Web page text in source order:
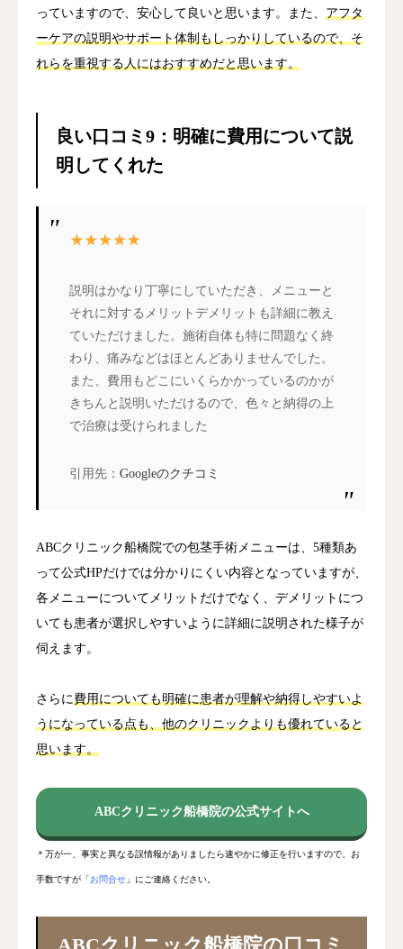
っていますので、安心して良いと思います。また、 アフタ
ーケアの説明やサポート体制もしっかりしているので、そ
れらを重視する人にはおすすめだと思います。
良い口コミ9：明確に費用について説
明してくれた
説明はかなり丁寧にしていただき、メニューと
それに対するメリットデメリットも詳細に教え
ていただけました。施術自体も特に問題なく終
わり、痛みなどはほとんどありませんでした。
また、費用もどこにいくらかかっているのかが
きちんと説明いただけるので、色々と納得の上
で治療は受けられました
引用先： Googleのクチコミ
ABCクリニック船橋院での包茎手術メニューは、5種類あ
って公式HPだけでは分かりにくい内容となっていますが、
各メニューについてメリットだけでなく、デメリットにつ
いても患者が選択しやすいように詳細に説明された様子が
伺えます。
さらに費用についても明確に患者が理解や納得しやすいよ
うになっている点も、他のクリニックよりも優れていると
思います。
ABCクリニック船橋院の公式サイトへ
＊万が一、事実と異なる誤情報がありましたら速やかに修正を行いますので、お
手数ですが「お問合せ 」にご連絡ください。